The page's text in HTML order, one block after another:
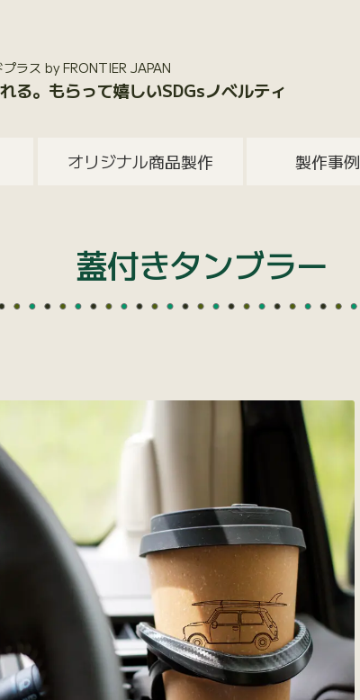
ラス by FRONTIER JAPAN
る。もらって嬉しいSDGsノベルティ
オリジナル商品製作 製作事例
蓋付きタンブラー